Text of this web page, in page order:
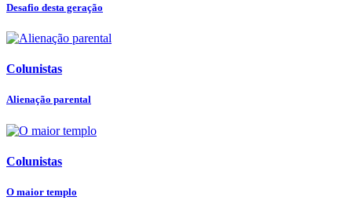
Desafio desta geração
Colunistas
Alienação parental
Colunistas
O maior templo